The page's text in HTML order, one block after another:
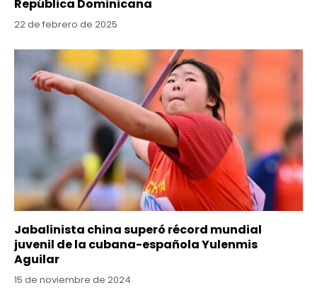
República Dominicana
22 de febrero de 2025
Jabalinista china superó récord mundial
juvenil de la cubana-española Yulenmis
Aguilar
15 de noviembre de 2024